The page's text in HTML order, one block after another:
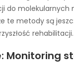
do molekularnych
te metody są
rehabilitacji.
Monitoring